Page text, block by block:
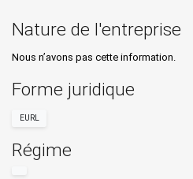
Nature de l'entreprise
Nous n’avons pas cette information.
Forme juridique
EURL
Régime